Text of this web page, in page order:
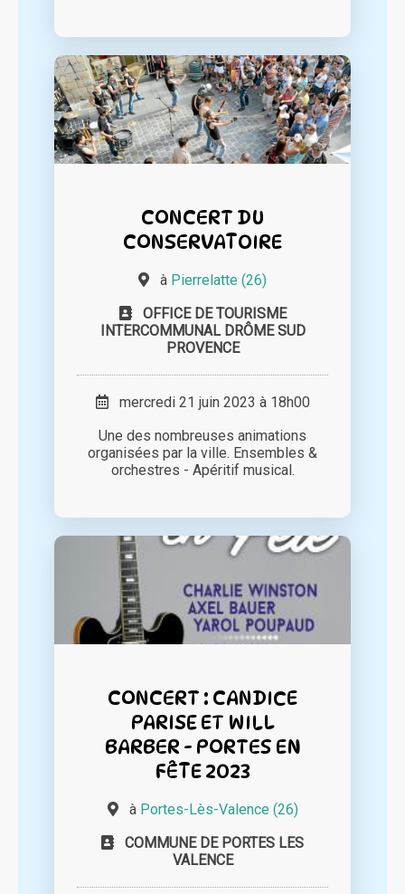
CONCERT DU
CONSERVATOIRE
à Pierrelatte (26)
OFFICE DE TOURISME
INTERCOMMUNAL DRÔME SUD
PROVENCE
mercredi 21 juin 2023 à 18h00
Une des nombreuses animations
organisées par la ville. Ensembles &
orchestres - Apéritif musical.
CONCERT : CANDICE
PARISE ET WILL
BARBER - PORTES EN
FÊTE 2023
à Portes-Lès-Valence (26)
COMMUNE DE PORTES LES
VALENCE